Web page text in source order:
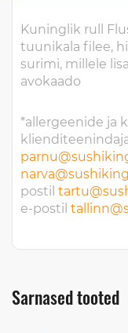
Kuninglik rull
tuunikala filee,
surimi, millele
avokaado
*allergeenide ja
postil
e-postil
Sarnased tooted